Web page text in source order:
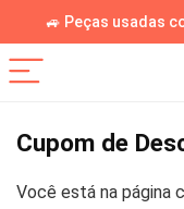
🚙 Peças usadas
Cupom de
Você está na página